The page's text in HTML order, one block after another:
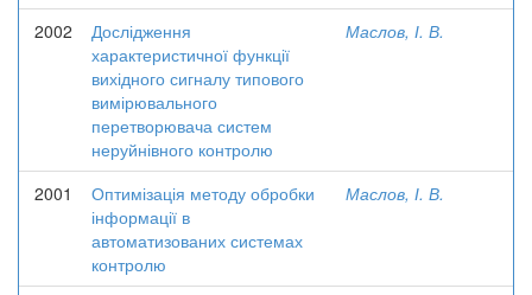
2002
Дослідження
характеристичної функції
вихідного сигналу типового
вимірювального
перетворювача систем
неруйнівного контролю
Маслов, І. В.
2001
Оптимізація методу обробки
інформації в
автоматизованих системах
контролю
Маслов, І. В.